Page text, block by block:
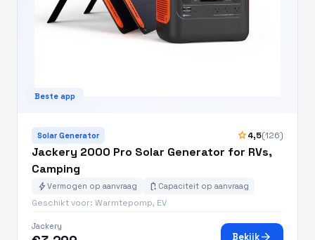
Beste app
Solar Generator star4,5(126)
Jackery 2000 Pro Solar Generator for RVs,
Camping
boltVermogen op aanvraag battery_charging_full Capaciteit op aanvraag
Geschikt voor: Warmtepomp, EV
Jackery
Bekijkarrow_forward